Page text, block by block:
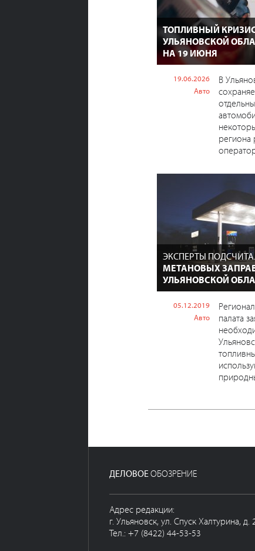
ТОПЛИВНЫЙ
УЛЬЯНОВСКОЙ
НА 19 ИЮНЯ
19.06.2026
Авто
В
региона
ЭКСПЕРТЫ
МЕТАНОВЫХ
УЛЬЯНОВСКОЙ
05.12.2019
Авто
палата
ДЕЛОВОЕОБОЗРЕНИЕ
Адрес редакции:
г. Ульяновск, ул. Спуск Халтурина, д.
Тел.: +7 (8422) 44-53-53